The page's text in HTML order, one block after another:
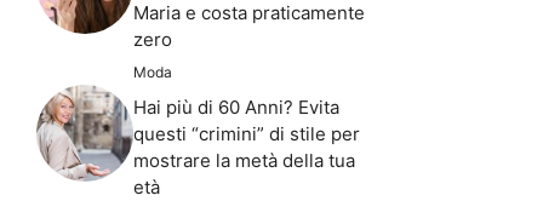
Maria e costa praticamente
zero
Moda
Hai più di 60 Anni? Evita
questi “crimini” di stile per
mostrare la metà della tua
età